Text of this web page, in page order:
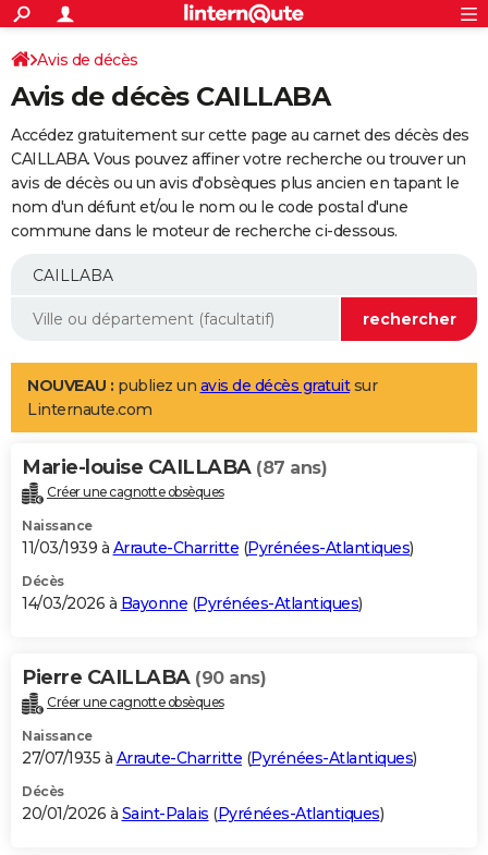
ACTUALITÉS
Politique
Société
Faits Divers
Education
Monde
Villes
+
SPORT
Coupe du monde 2026
Football
Tennis
Cyclisme
Rugby
Forum
Programme TV
TNT
Streaming
Cinéma
Sorties cinéma
Musique
+
FINANCE
Retraite
Epargne
Immobilier
Risques naturels par ville
Banque
Assurance
AUTO
Essais
Réserver un essai
Citadines
Berlines
SUV
Forum auto
+
Mobiles
Meilleur smartphone
Internet
Ordinateurs
Jeux vidéo
Guide high-tech
Aménagement intérieur
LIFESTYLE
Art de vivre
Bien-être
Loisirs
Mode
Modes de vie
Alimentation
Guide de la santé
Maladies
Médicaments
Sommeil
VOYAGE
Destinations
City break
Voyage nature
Voyage de noces
Forum
Climat
+PHOTO
GUIDES D'ACHAT
BONS PLANS
Carte de Noël
Carte Bonne année
Carte Saint-Valentin
Carte Pâques
Carte d'anniversaire
DICTIONNAIRE
Dictionnaire
Biographies
Citations
Expressions
Proverbes
PROGRAMME TV
S'inscrire
Se connecter
Lycées
Collèges
Primaires
Universités
Entreprises
Service militaire
Avis de recherche
AVIS DE DÉCÈS
Avis de décès
Avis de décès CAILLABA
Accédez gratuitement sur cette page au carnet des décès des
CAILLABA. Vous pouvez affiner votre recherche ou trouver un
avis de décès ou un avis d'obsèques plus ancien en tapant le
nom d'un défunt et/ou le nom ou le code postal d'une
commune dans le moteur de recherche ci-dessous.
NOUVEAU : publiez un avis de décès gratuitsur
Linternaute.com
Marie-louise CAILLABA (87 ans)
Créer une cagnotte obsèques
Naissance
11/03/1939 à Arraute-Charritte (Pyrénées-Atlantiques)
Décès
14/03/2026 à Bayonne (Pyrénées-Atlantiques)
Pierre CAILLABA (90 ans)
Créer une cagnotte obsèques
Naissance
27/07/1935 à Arraute-Charritte (Pyrénées-Atlantiques)
Décès
20/01/2026 à Saint-Palais (Pyrénées-Atlantiques)